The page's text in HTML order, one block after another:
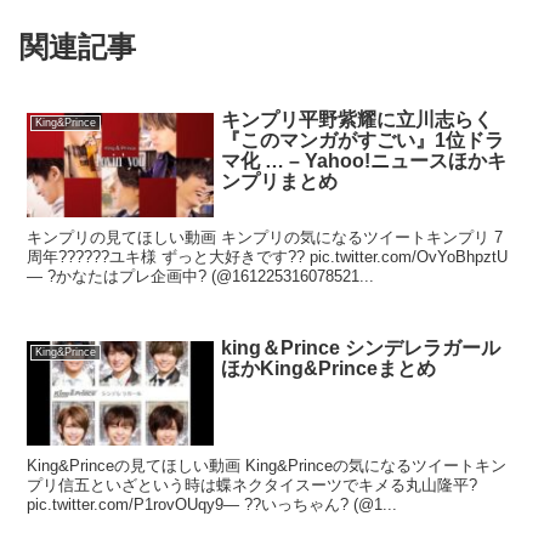
関連記事
King&Prince
キンプリ平野紫耀に立川志らく
『このマンガがすごい』1位ドラ
マ化 … – Yahoo!ニュースほかキ
ンプリまとめ
キンプリの見てほしい動画 キンプリの気になるツイートキンプリ 7
周年??????ユキ様 ずっと大好きです?? pic.twitter.com/OvYoBhpztU
— ?かなたはプレ企画中? (@161225316078521...
King&Prince
king＆Prince シンデレラガール
ほかKing&Princeまとめ
King&Princeの見てほしい動画 King&Princeの気になるツイートキン
プリ信五といざという時は蝶ネクタイスーツでキメる丸山隆平?
pic.twitter.com/P1rovOUqy9— ??いっちゃん? (@1...